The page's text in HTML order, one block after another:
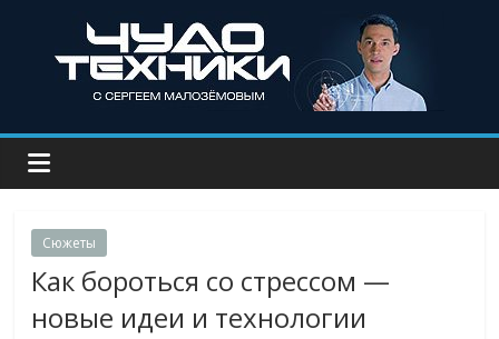
Сюжеты
Как бороться со стрессом —
новые идеи и технологии